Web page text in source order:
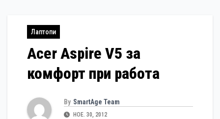
Лаптопи
Acer Aspire V5 за
комфорт при работа
By SmartAge Team
НОЕ. 30, 2012